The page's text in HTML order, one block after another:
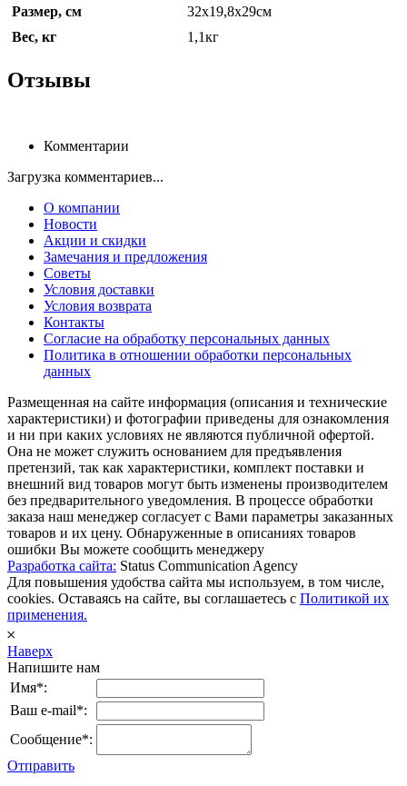
Размер, см
32х19,8х29см
Вес, кг
1,1кг
Отзывы
Комментарии
Загрузка комментариев...
О компании
Новости
Акции и скидки
Замечания и предложения
Советы
Условия доставки
Условия возврата
Контакты
Согласие на обработку персональных данных
Политика в отношении обработки персональных
данных
Размещенная на сайте информация (описания и технические
характеристики) и фотографии приведены для ознакомления
и ни при каких условиях не являются публичной офертой.
Она не может служить основанием для предъявления
претензий, так как характеристики, комплект поставки и
внешний вид товаров могут быть изменены производителем
без предварительного уведомления. В процессе обработки
заказа наш менеджер согласует с Вами параметры заказанных
товаров и их цену. Обнаруженные в описаниях товаров
ошибки Вы можете сообщить менеджеру
Разработка сайта: Status Communication Agency
Для повышения удобства сайта мы используем, в том числе,
cookies. Оставаясь на сайте, вы соглашаетесь с Политикой их
применения.
𐄂
Наверх
Напишите нам
Имя*:
Ваш e-mail*:
Сообщение*:
Отправить